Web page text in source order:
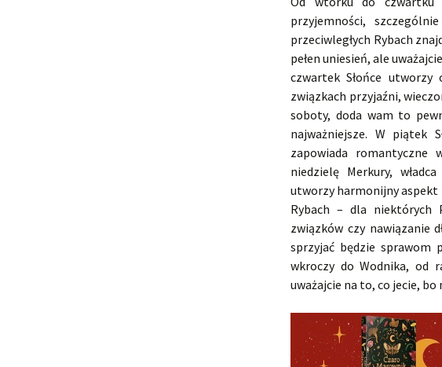
przyjemności,
przeciwległych Rybach
pełen uniesień, ale
czwartek Słońce
związkach przyjaźni,
soboty, doda wam to
najważniejsze. W piątek
zapowiada romantyczne
niedzielę Merkury,
utworzy harmonijny aspekt
Rybach – dla niektórych
związków czy nawiązanie
sprzyjać będzie sprawom
wkroczy do Wodnika, od
uważajcie na to, co jecie,